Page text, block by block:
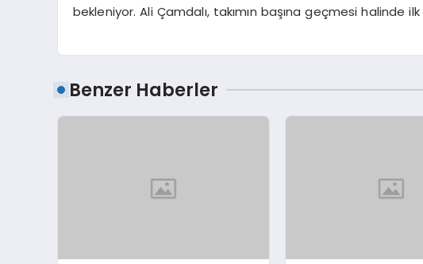
bekleniyor. Ali Çamdalı, takımın başına geçmesi halinde ilk
Benzer Haberler